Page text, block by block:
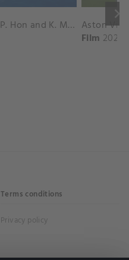
keyboard_arrow_right
A. Krunic and A. Danilina vs. P. Hon and K. Muchova Match Highlights - BEIJING_Capital Group Diamond ( October 02, 2025)
Film 2026
Terms conditions
Privacy policy